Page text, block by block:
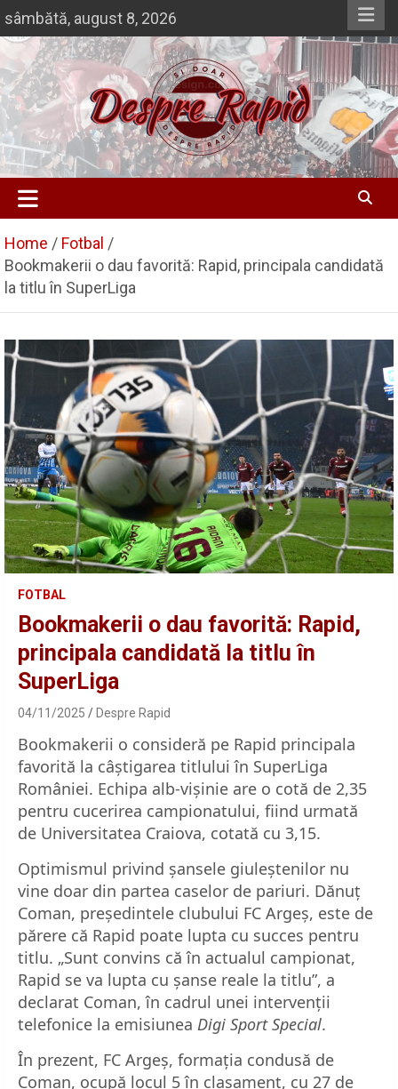
Skip
to
content
sâmbătă, august 8, 2026
Despre Rapid
Si doar … despre Rapid
Home
Fotbal
Bookmakerii o dau favorită: Rapid, principala candidată
la titlu în SuperLiga
FOTBAL
Bookmakerii o dau favorită: Rapid,
principala candidată la titlu în
SuperLiga
04/11/2025 Despre Rapid
Bookmakerii o consideră pe Rapid principala
favorită la câștigarea titlului în SuperLiga
României. Echipa alb-vișinie are o cotă de 2,35
pentru cucerirea campionatului, fiind urmată
de Universitatea Craiova, cotată cu 3,15.
Optimismul privind șansele giuleștenilor nu
vine doar din partea caselor de pariuri. Dănuț
Coman, președintele clubului FC Argeș, este de
părere că Rapid poate lupta cu succes pentru
titlu. „Sunt convins că în actualul campionat,
Rapid se va lupta cu șanse reale la titlu”, a
declarat Coman, în cadrul unei intervenții
telefonice la emisiunea Digi Sport Special.
În prezent, FC Argeș, formația condusă de
Coman, ocupă locul 5 în clasament, cu 27 de